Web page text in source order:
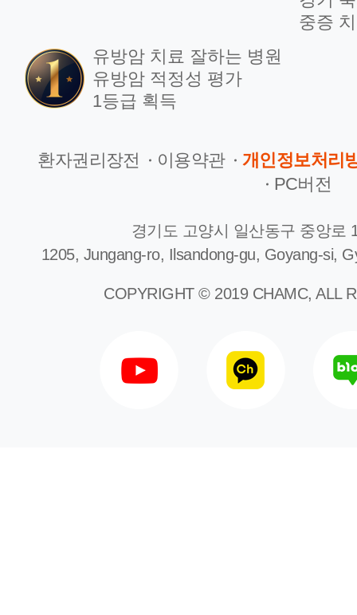
방사선종양학과
한방 부인과
중증
유방암 치료 잘하는 병원
유방암 적정성 평가
1등급 획득
환자권리장전 이용약관
개인정보처리
PC버전
경기도 고양시 일산동구 중앙로
1205, Jungang-ro, Ilsandong-gu, Goyang-si,
COPYRIGHT © 2019 CHAMC, ALL